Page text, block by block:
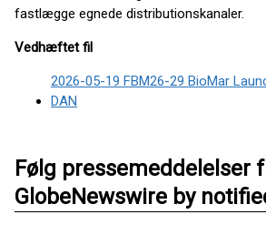
fastlægge egnede distributionskanaler.
Vedhæftet fil
2026-05-19 FBM26-29 BioMar
DAN
Følg pressemeddelelser
GlobeNewswire by